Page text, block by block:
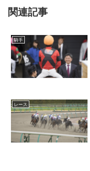
関連記事
騎手
レース